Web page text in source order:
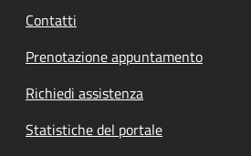
Contatti
Prenotazione appuntamento
Richiedi assistenza
Statistiche del portale